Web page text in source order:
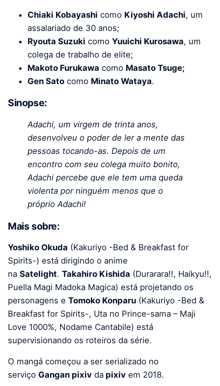
Chiaki Kobayashi como Kiyoshi Adachi, um
assalariado de 30 anos;
Ryouta Suzuki como Yuuichi Kurosawa, um
colega de trabalho de elite;
Makoto Furukawa como Masato Tsuge;
Gen Sato como Minato Wataya.
Sinopse:
Adachi, um virgem de trinta anos,
desenvolveu o poder de ler a mente das
pessoas tocando-as. Depois de um
encontro com seu colega muito bonito,
Adachi percebe que ele tem uma queda
violenta por ninguém menos que o
próprio Adachi!
Mais sobre:
Yoshiko Okuda (Kakuriyo -Bed & Breakfast for
Spirits-) está dirigindo o anime
na Satelight. Takahiro Kishida (Durarara!!, Haikyu!!,
Puella Magi Madoka Magica) está projetando os
personagens e Tomoko Konparu (Kakuriyo -Bed &
Breakfast for Spirits-, Uta no Prince-sama – Maji
Love 1000%, Nodame Cantabile) está
supervisionando os roteiros da série.
O mangá começou a ser serializado no
serviço Gangan pixiv da pixiv em 2018.